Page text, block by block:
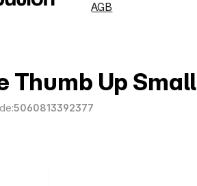
Thumb Up Small
5060813392377
AGB